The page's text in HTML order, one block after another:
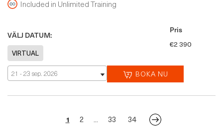
Included in Unlimited Training
VÄLJ DATUM:
21 - 23 sep. 2026 BOKA NU
Pris
€2 390
1 2 ... 33 34